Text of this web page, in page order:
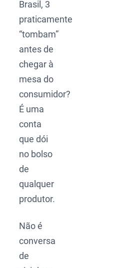
Brasil, 3
praticamente
“tombam”
antes de
chegar à
mesa do
consumidor?
É uma
conta
que dói
no bolso
de
qualquer
produtor.
Não é
conversa
de